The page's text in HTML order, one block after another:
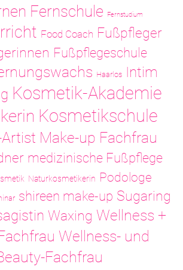
Fernschule Fernstudium
Food Coach Fußpfleger
Fußpflegeschule
Haarlos Intim
Kosmetik-Akademie
Kosmetikschule
Make-up Fachfrau
medizinische Fußpflege
Naturkosmetikerin Podologe
shireen make-up Sugaring
Waxing Wellness +
Wellness- und
Fachfrau